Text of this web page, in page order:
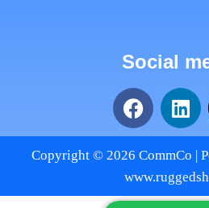
Social
Copyright © 2026 CommCo |